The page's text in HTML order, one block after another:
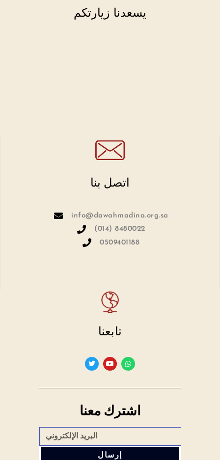
يسعدنا زيارتكم
اتصل بنا
info@dawahmadina.org.sa
(014) 8480022
0509401188
تابعنا
اشترك معنا
إرسال